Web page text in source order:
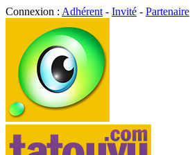
Connexion : Adhérent - Invité - Partenaire